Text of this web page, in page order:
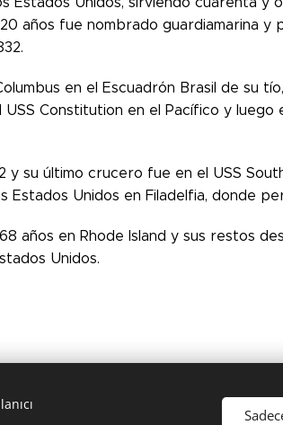
años fue nombrado guardiamarina
en el Escuadrón Brasil de su
Constitution en el Pacífico y
y su último crucero fue en el USS
Estados Unidos en Filadelfia, donde
años en Rhode Island y sus restos
Unidos.